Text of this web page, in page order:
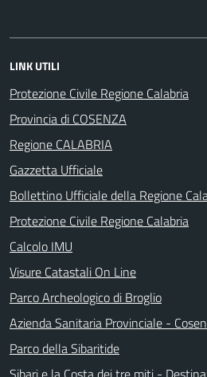
LINK UTILI
Protezione Civile Regione Calabria
Provincia di COSENZA
Regione CALABRIA
Gazzetta Ufficiale
Bollettino Ufficiale della Regione
Protezione Civile Regione Calabria
Calcolo IMU
Visure Catastali On Line
Parco Archeologico di Broglio
Azienda Sanitaria Provinciale -
Parco della Sibaritide